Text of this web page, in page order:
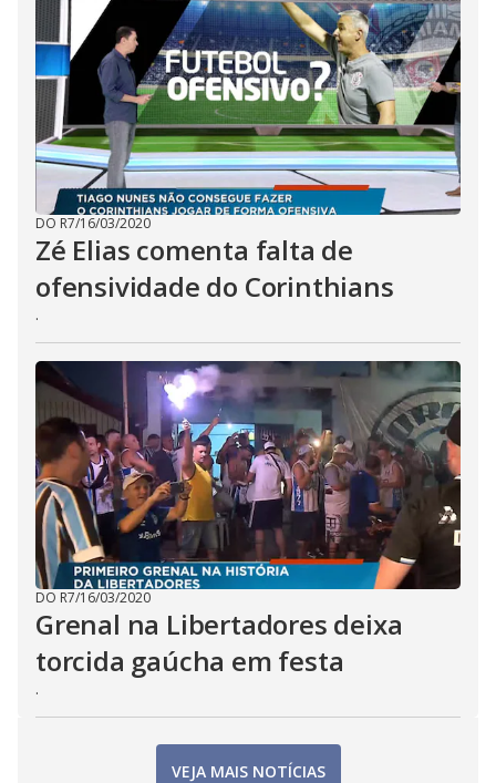
DO R7/16/03/2020
Zé Elias comenta falta de
ofensividade do Corinthians
.
DO R7/16/03/2020
Grenal na Libertadores deixa
torcida gaúcha em festa
.
VEJA MAIS NOTÍCIAS